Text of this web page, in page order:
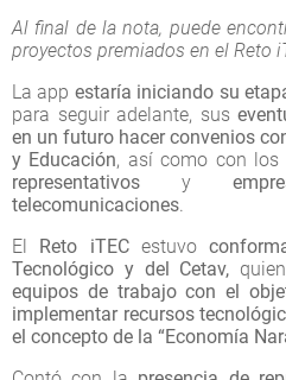
Al final de la nota, puede
proyectos premiados en el Reto
La app estaría iniciando su
para seguir adelante, sus
en un futuro hacer convenios
y Educación, así como con los
representativos y
telecomunicaciones.
El Reto iTECestuvo
Tecnológico y del Cetav,
equipos de trabajo con el
implementar recursos
el concepto de la “Economía